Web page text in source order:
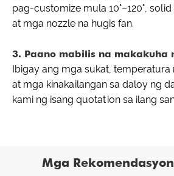
pag-customize mula 10°–120°,
at mga nozzle na hugis fan.
3. Paano mabilis na makakuha
Ibigay ang mga sukat,
at mga kinakailangan sa daloy ng
kami ng isang quotation sa ilang
Mga